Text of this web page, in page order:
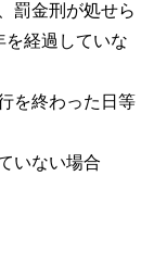
罰金刑が処せら
を経過していな
を終わった日等
いない場合